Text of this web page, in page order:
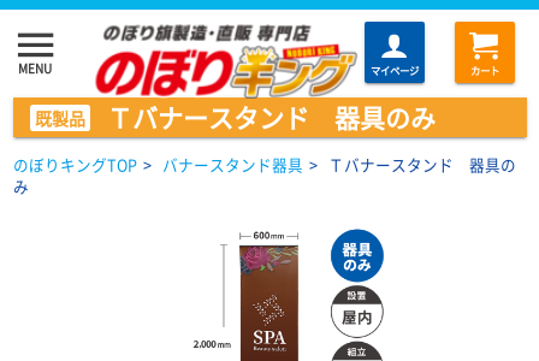
menu
MENU マイページ カート
既製品 Ｔバナースタンド 器具のみ
のぼりキングTOP > バナースタンド器具 > Ｔバナースタンド 器具の
み